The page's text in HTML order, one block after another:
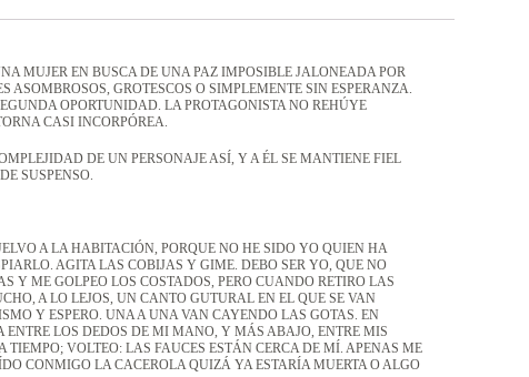
MUJER EN BUSCA DE UNA PAZ IMPOSIBLE JALONEADA POR
GROTESCOS O SIMPLEMENTE SIN ESPERANZA.
OPORTUNIDAD. LA PROTAGONISTA NO REHÚYE
CASI INCORPÓREA.
DE UN PERSONAJE ASÍ, Y A ÉL SE MANTIENE FIEL
SUSPENSO.
A LA HABITACIÓN, PORQUE NO HE SIDO YO QUIEN HA
AGITA LAS COBIJAS Y GIME. DEBO SER YO, QUE NO
Y ME GOLPEO LOS COSTADOS, PERO CUANDO RETIRO LAS
A LO LEJOS, UN CANTO GUTURAL EN EL QUE SE VAN
Y ESPERO. UNA A UNA VAN CAYENDO LAS GOTAS. EN
LOS DEDOS DE MI MANO, Y MÁS ABAJO, ENTRE MIS
VOLTEO: LAS FAUCES ESTÁN CERCA DE MÍ. APENAS ME
CONMIGO LA CACEROLA QUIZÁ YA ESTARÍA MUERTA O ALGO